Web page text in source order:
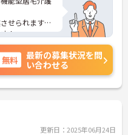
せられます♪
！
トなど、さら
軽にご相談く
無料
最新の募集状況を問
い合わせる
更新日：2025年06月24日